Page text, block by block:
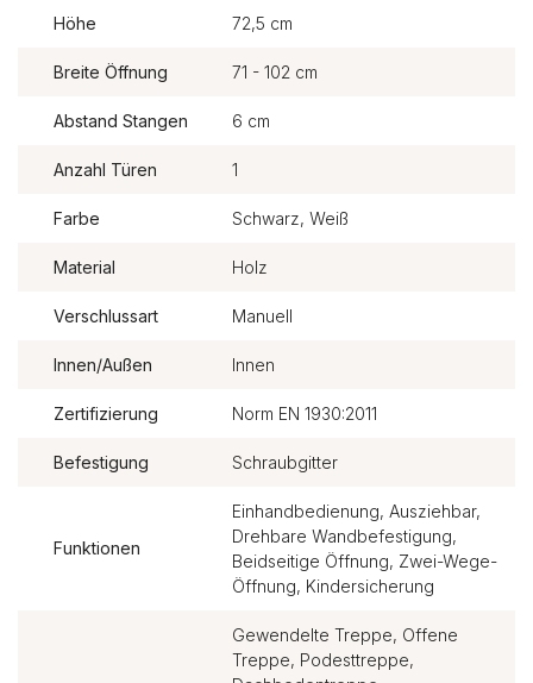
Höhe 72,5 cm
Breite Öffnung 71 - 102 cm
Abstand Stangen 6 cm
Anzahl Türen 1
Farbe Schwarz, Weiß
Material Holz
Verschlussart Manuell
Innen/Außen Innen
Zertifizierung Norm EN 1930:2011
Befestigung Schraubgitter
Funktionen
Einhandbedienung, Ausziehbar,
Drehbare Wandbefestigung,
Beidseitige Öffnung, Zwei-Wege-
Öffnung, Kindersicherung
Gewendelte Treppe, Offene
Treppe, Podesttreppe,